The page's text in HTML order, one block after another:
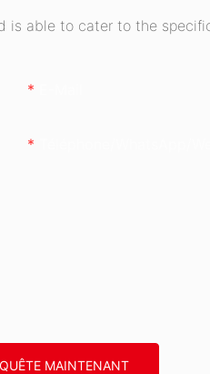
able to cater to the
MAINTENANT